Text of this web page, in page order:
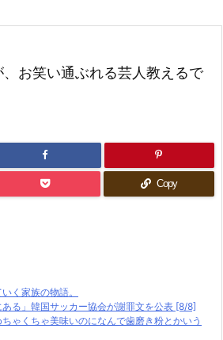
お笑い通ぶれる芸人教えるで
Copy
く家族の物語。
ある」韓国サッカー協会が謝罪文を公表 [8/8]
ゃくちゃ美味いのになんで歯磨き粉とかいう